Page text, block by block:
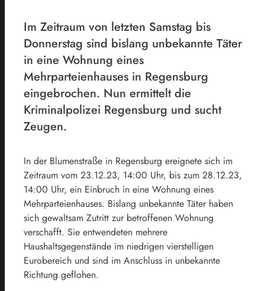
Im Zeitraum von letzten Samstag bis
Donnerstag sind bislang unbekannte Täter
in eine Wohnung eines
Mehrparteienhauses in Regensburg
eingebrochen. Nun ermittelt die
Kriminalpolizei Regensburg und sucht
Zeugen.
In der Blumenstraße in Regensburg ereignete sich im
Zeitraum vom 23.12.23, 14:00 Uhr, bis zum 28.12.23,
14:00 Uhr, ein Einbruch in eine Wohnung eines
Mehrparteienhauses. Bislang unbekannte Täter haben
sich gewaltsam Zutritt zur betroffenen Wohnung
verschafft. Sie entwendeten mehrere
Haushaltsgegenstände im niedrigen vierstelligen
Eurobereich und sind im Anschluss in unbekannte
Richtung geflohen.